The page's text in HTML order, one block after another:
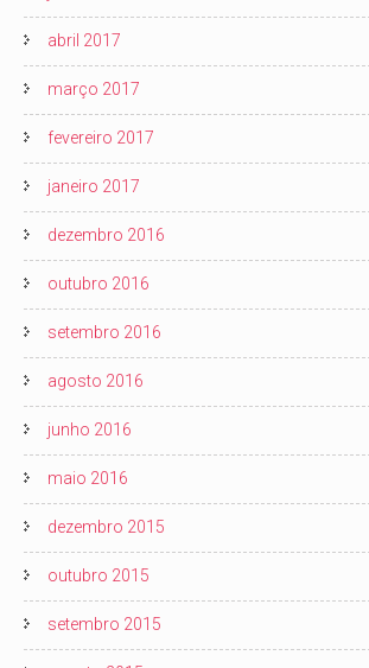
abril 2017
março 2017
fevereiro 2017
janeiro 2017
dezembro 2016
outubro 2016
setembro 2016
agosto 2016
junho 2016
maio 2016
dezembro 2015
outubro 2015
setembro 2015